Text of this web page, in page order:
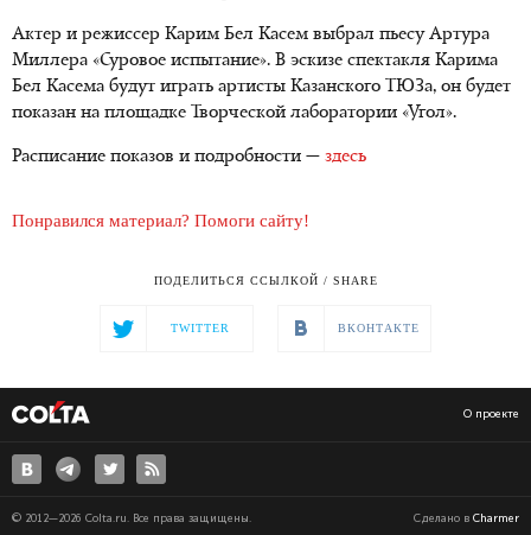
Актер и режиссер Карим Бел Касем выбрал пьесу Артура
Миллера «Суровое испытание». В эскизе спектакля Карима
Бел Касема будут играть артисты Казанского ТЮЗа, он будет
показан на площадке Творческой лаборатории «Угол».
Расписание показов и подробности — здесь
Понравился материал? Помоги сайту!
ПОДЕЛИТЬСЯ ССЫЛКОЙ / SHARE
TWITTER ВКОНТАКТЕ
О проекте
© 2012—2026 Colta.ru. Все права защищены. Сделано в Charmer